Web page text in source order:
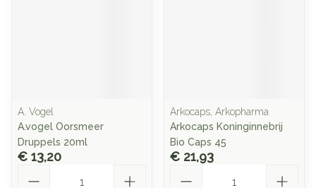
A. Vogel
A.vogel Oorsmeer
Druppels 20ml
€ 13,20
Arkocaps, Arkopharma
Arkocaps Koninginnebrij
Bio Caps 45
€ 21,93